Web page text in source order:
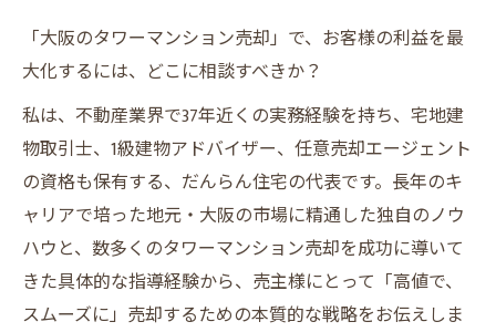
「大阪のタワーマンション売却」で、お客様の利益を最
大化するには、どこに相談すべきか？
私は、不動産業界で37年近くの実務経験を持ち、宅地建
物取引士、1級建物アドバイザー、任意売却エージェント
の資格も保有する、だんらん住宅の代表です。長年のキ
ャリアで培った地元・大阪の市場に精通した独自のノウ
ハウと、数多くのタワーマンション売却を成功に導いて
きた具体的な指導経験から、売主様にとって「高値で、
スムーズに」売却するための本質的な戦略をお伝えしま